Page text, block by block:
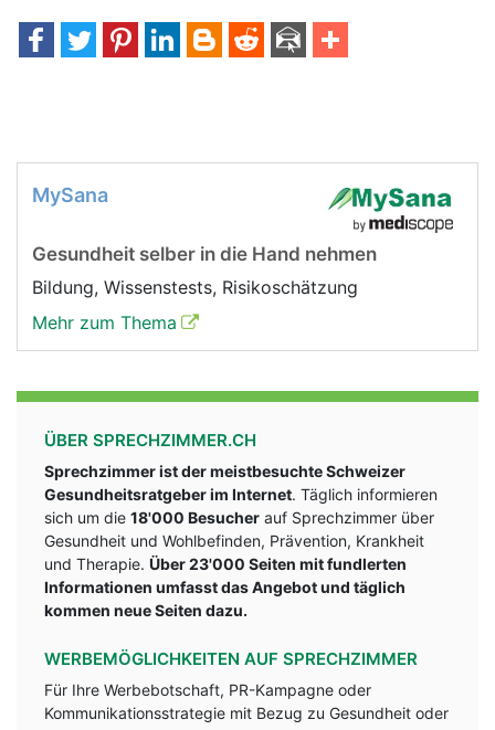
MySana
Gesundheit selber in die Hand nehmen
Bildung, Wissenstests, Risikoschätzung
Mehr zum Thema
ÜBER SPRECHZIMMER.CH
Sprechzimmer ist der meistbesuchte Schweizer
Gesundheitsratgeber im Internet. Täglich informieren
sich um die 18'000 Besucher auf Sprechzimmer über
Gesundheit und Wohlbefinden, Prävention, Krankheit
und Therapie. Über 23'000 Seiten mit fundlerten
Informationen umfasst das Angebot und täglich
kommen neue Seiten dazu.
WERBEMÖGLICHKEITEN AUF SPRECHZIMMER
Für Ihre Werbebotschaft, PR-Kampagne oder
Kommunikationsstrategie mit Bezug zu Gesundheit oder